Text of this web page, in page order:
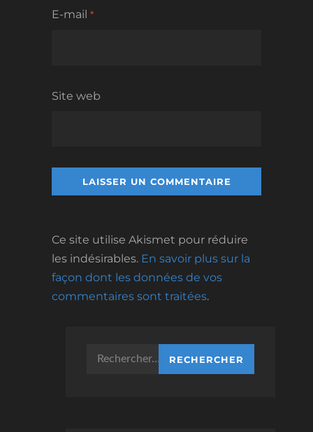
E-mail *
Site web
Ce site utilise Akismet pour réduire
les indésirables. En savoir plus sur la
façon dont les données de vos
commentaires sont traitées.
Rechercher :